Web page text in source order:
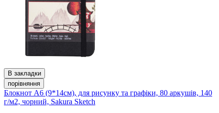
В закладки
порівняння
Блокнот А6 (9*14см), для рисунку та графіки, 80 аркушів, 140
г/м2, чорний, Sakura Sketch